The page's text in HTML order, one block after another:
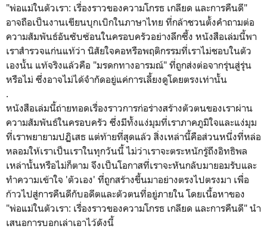
"พ่อแม่ในตัวเรา: เรื่องราวของความโกรธ เกลียด และการคืนดี"
อาจถือเป็นงานเขียนบุกเบิกในภาษาไทย ที่กล้าชวนตั้งคำถามต่อ
ความสัมพันธ์อันซับซ้อนในครอบครัวอย่างลึกซึ้ง หนังสือเล่มนี้พา
เราสำรวจแก่นแท้ว่า นิสัยใจคอหรือพฤติกรรมที่เราไม่ชอบในตัว
เองนั้น แท้จริงแล้วคือ "มรดกทางอารมณ์" ที่ถูกส่งต่อจากรุ่นสู่รุ่น
หรือไม่ ซึ่งอาจไม่ได้จำกัดอยู่แค่การเลี้ยงดูโดยตรงเท่านั้น
.
หนังสือเล่มนี้ถ่ายทอดเรื่องราวการก่อร่างสร้างตัวตนของเราผ่าน
ความสัมพันธ์ในครอบครัว ซึ่งมีทั้งแง่มุมที่เราภาคภูมิใจและแง่มุม
ที่เราพยายามปฏิเสธ แต่ท้ายที่สุดแล้ว สิ่งเหล่านี้คือส่วนหนึ่งที่หล่อ
หลอมให้เราเป็นเราในทุกวันนี้ ไม่ว่าเราจะตระหนักรู้ถึงอิทธิพล
เหล่านั้นหรือไม่ก็ตาม จึงเป็นโอกาสที่เราจะหันกลับมายอมรับและ
ทำความเข้าใจ 'ตัวเอง' ที่ถูกสร้างขึ้นมาอย่างตรงไปตรงมา เพื่อ
ก้าวไปสู่การคืนดีกับอดีตและตัวตนที่อยู่ภายใน โดยเนื้อหาของ
"พ่อแม่ในตัวเรา: เรื่องราวของความโกรธ เกลียด และการคืนดี" นำ
เสนอการบอกเล่าเอาไว้ดังนี้